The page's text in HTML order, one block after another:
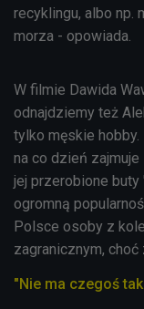
recyklingu, albo np.
morza - opowiada.
W filmie Dawida
odnajdziemy też
tylko męskie
na co dzień
jej przerobione buty
ogromną
Polsce osoby z
zagranicznym, choć
"Nie ma czegoś